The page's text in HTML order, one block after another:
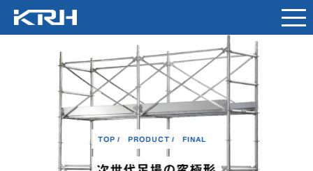
TOP PRODUCT FINAL